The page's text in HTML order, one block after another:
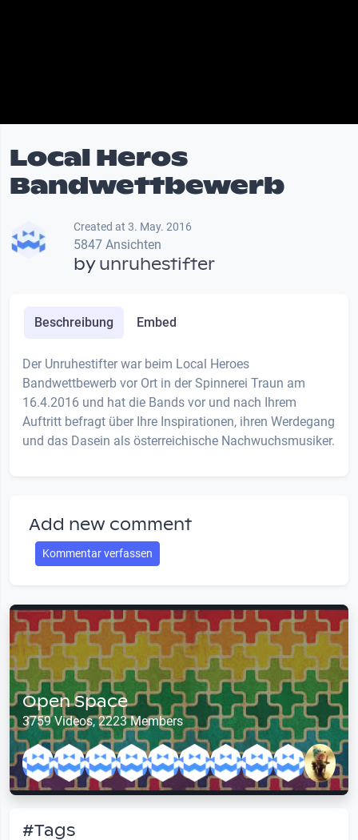
Local Heros
Bandwettbewerb
Created at 3. May. 2016
5847 Ansichten
byunruhestifter
Beschreibung Embed
Der Unruhestifter war beim Local Heroes
Bandwettbewerb vor Ort in der Spinnerei Traun am
16.4.2016 und hat die Bands vor und nach Ihrem
Auftritt befragt über Ihre Inspirationen, ihren Werdegang
und das Dasein als österreichische Nachwuchsmusiker.
Add new comment
Kommentar verfassen
Open Space
3759 Videos, 2223 Members
#Tags